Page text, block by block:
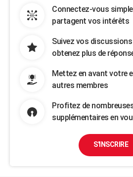
Connectez-vous
partagent vos intérêts
Suivez vos
obtenez plus de
Mettez en avant votre
autres membres
Profitez de
supplémentaires en
S'INSCRIRE